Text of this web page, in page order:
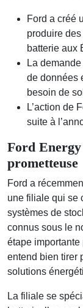
Ford a créé
produire
batterie aux
La demande
de données
besoin de
L’action de
suite à
Ford
prometteuse
Ford a
une filiale qui se
systèmes de
connus sous le
étape
entend bien tirer
solutions
La filiale se